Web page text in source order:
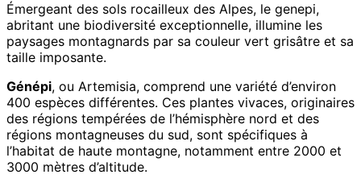
Émergeant des sols rocailleux des Alpes, le genepi,
abritant une biodiversité exceptionnelle, illumine les
paysages montagnards par sa couleur vert grisâtre et sa
taille imposante.
Génépi, ou Artemisia, comprend une variété d’environ
400 espèces différentes. Ces plantes vivaces, originaires
des régions tempérées de l’hémisphère nord et des
régions montagneuses du sud, sont spécifiques à
l’habitat de haute montagne, notamment entre 2000 et
3000 mètres d’altitude.